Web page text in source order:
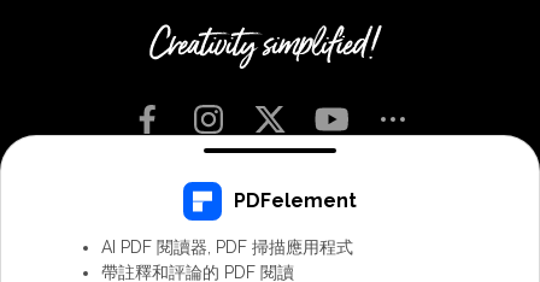
條款與細則 隱私權 Cookie 偏好設定
Chinese Traditional - 繁體中文
PDFelement
AI PDF 閱讀器, PDF 掃描應用程式
帶註釋和評論的 PDF 閱讀